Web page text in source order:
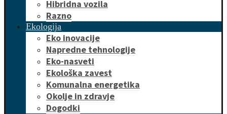
Hibridna vozila
Razno
Ekologija
Eko inovacije
Napredne tehnologije
Eko-nasveti
Ekološka zavest
Komunalna energetika
Okolje in zdravje
Dogodki